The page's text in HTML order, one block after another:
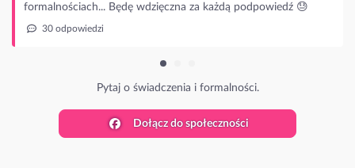
Będę wdzięczna za każdą podpowiedź 😓
Pytaj o świadczenia i formalności.
Dołącz do społeczności